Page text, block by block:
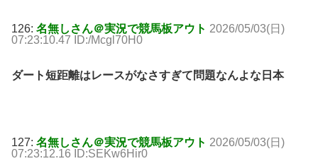
126: 名無しさん＠実況で競馬板アウト 2026/05/03(日)
07:23:10.47 ID:/Mcgl70H0
ダート短距離はレースがなさすぎて問題なんよな日本
127: 名無しさん＠実況で競馬板アウト 2026/05/03(日)
07:23:12.16 ID:SEKw6Hir0